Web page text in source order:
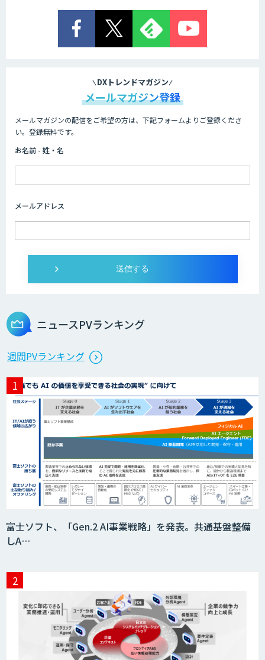
DXトレンドマガジン
メールマガジン登録
メールマガジンの配信をご希望の方は、下記フォームよりご登録くださ
い。登録無料です。
お名前 - 姓・名
メールアドレス
ニュースPVランキング
週間PVランキング
富士ソフト、「Gen.2 AI事業戦略」を発表。共通基盤整備
しA…